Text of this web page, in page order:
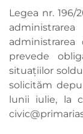
Legea nr. 196/
prevede
situaţiilor
solicităm
lunii iulie, la